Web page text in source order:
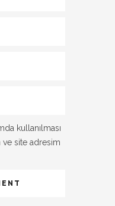
kullanılması
ve site adresim